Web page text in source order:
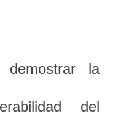
demostrar la
del